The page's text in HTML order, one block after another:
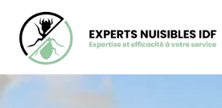
contenu